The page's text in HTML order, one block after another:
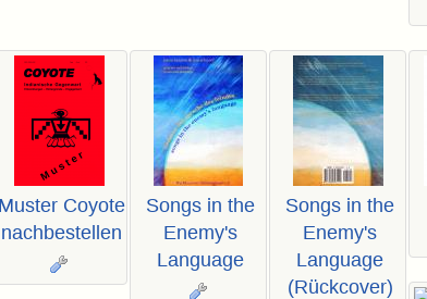
Muster Coyote
nachbestellen
Songs in the
Enemy's
Language
Songs in the
Enemy's
Language
(Rückcover)